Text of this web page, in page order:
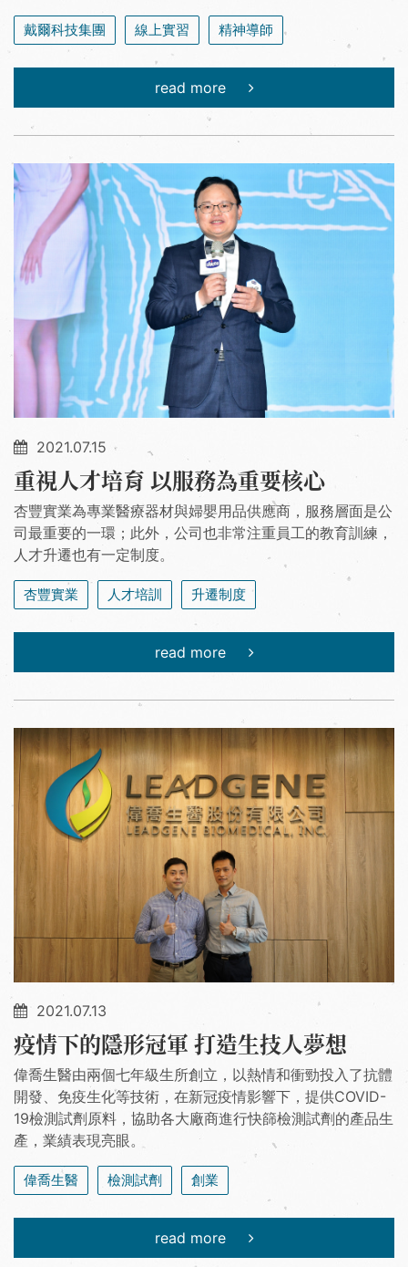
戴爾科技集團 線上實習 精神導師
read more
2021.07.15
重視人才培育 以服務為重要核心
杏豐實業為專業醫療器材與婦嬰用品供應商，服務層面是公
司最重要的一環；此外，公司也非常注重員工的教育訓練，
人才升遷也有一定制度。
杏豐實業 人才培訓 升遷制度
read more
2021.07.13
疫情下的隱形冠軍 打造生技人夢想
偉喬生醫由兩個七年級生所創立，以熱情和衝勁投入了抗體
開發、免疫生化等技術，在新冠疫情影響下，提供COVID-
19檢測試劑原料，協助各大廠商進行快篩檢測試劑的產品生
產，業績表現亮眼。
偉喬生醫 檢測試劑 創業
read more